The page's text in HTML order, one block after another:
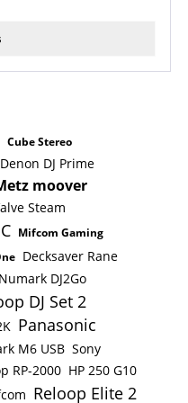
in Analog
der
mehr als
Arturias
mit allen
Pro X, FL Studio,
Digital Performer,
und in Weiß
5 Expression
natürlich der
Arturias
Keyboard-
sowie eine Lizenz
Lab mit
Ableton Live Lite
Tasten
Pads mit
Control-
4
2x Modulation)
Modular-
Cube Stereo
Denon DJ Prime
moover
Steam
Mifcom Gaming
Decksaver Rane
Numark DJ2Go
DJ Set 2
Panasonic
M6 USB Sony
RP-2000 HP 250 G10
Reloop Elite 2